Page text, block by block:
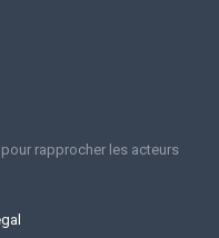
rapprocher les acteurs